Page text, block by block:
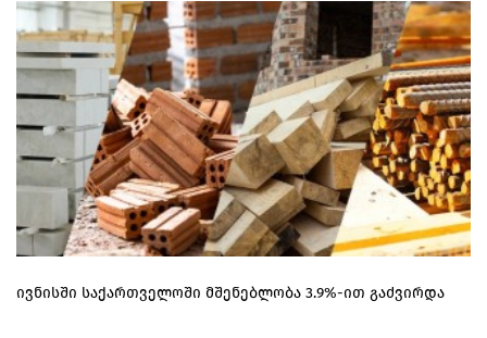
ივნისში საქართველოში მშენებლობა 3.9%-ით გაძვირდა